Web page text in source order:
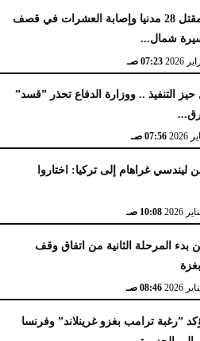
السودان .. مقتل 28 مدنيا وإصابة العشرات في قصف
شمال...
07:23 صـ
حيز التنفيذ .. ووزارة الدفاع تحذر ”قسد”
07:56 صـ
ليندسي غراهام إلى تركيا: اختاروا
10:08 صـ
بدء المرحلة الثانية من اتفاق وقف
08:46 صـ
”رغبة ترامب بغزو غرينلاند” وفرنسا